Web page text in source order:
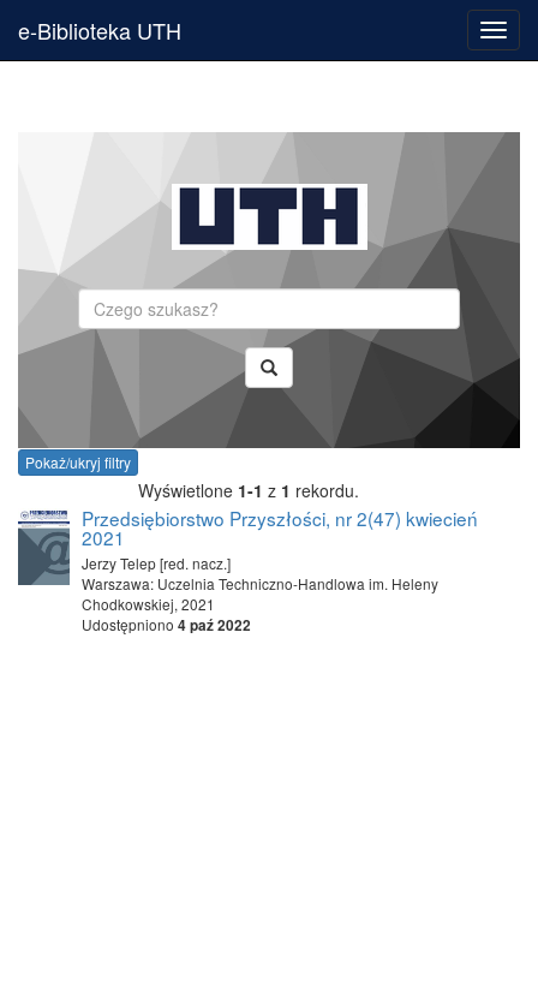
e-Biblioteka UTH
Pokaż/ukryj filtry
Wyświetlone 1-1 z 1 rekordu.
Przedsiębiorstwo Przyszłości, nr 2(47) kwiecień
2021
Jerzy Telep [red. nacz.]
Warszawa: Uczelnia Techniczno-Handlowa im. Heleny
Chodkowskiej, 2021
Udostępniono 4 paź 2022